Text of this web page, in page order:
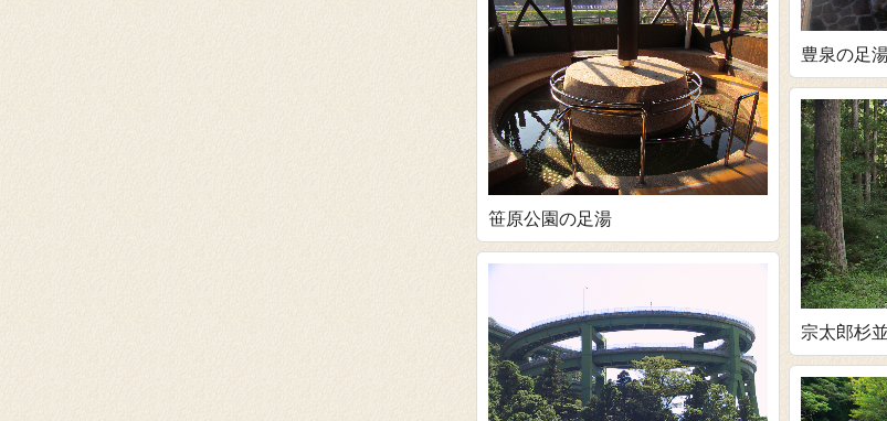
豊泉の足
笹原公園の足湯
宗太郎杉